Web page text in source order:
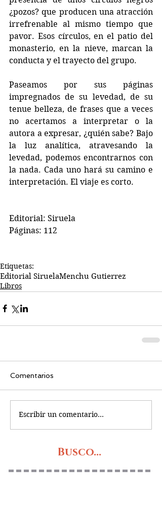
¿pozos? que producen una atracción
irrefrenable al mismo tiempo que
pavor. Esos círculos, en el patio del
monasterio, en la nieve, marcan la
conducta y el trayecto del grupo.
Paseamos por sus páginas
impregnados de su levedad, de su
tenue belleza, de frases que a veces
no acertamos a interpretar o la
autora a expresar, ¿quién sabe? Bajo
la luz analítica, atravesando la
levedad, podemos encontrarnos con
la nada. Cada uno hará su camino e
interpretación. El viaje es corto.
Editorial: Siruela
Páginas: 112
Etiquetas:
Editorial SiruelaMenchu Gutierrez
Libros
Comentarios
Escribir un comentario...
Busco...